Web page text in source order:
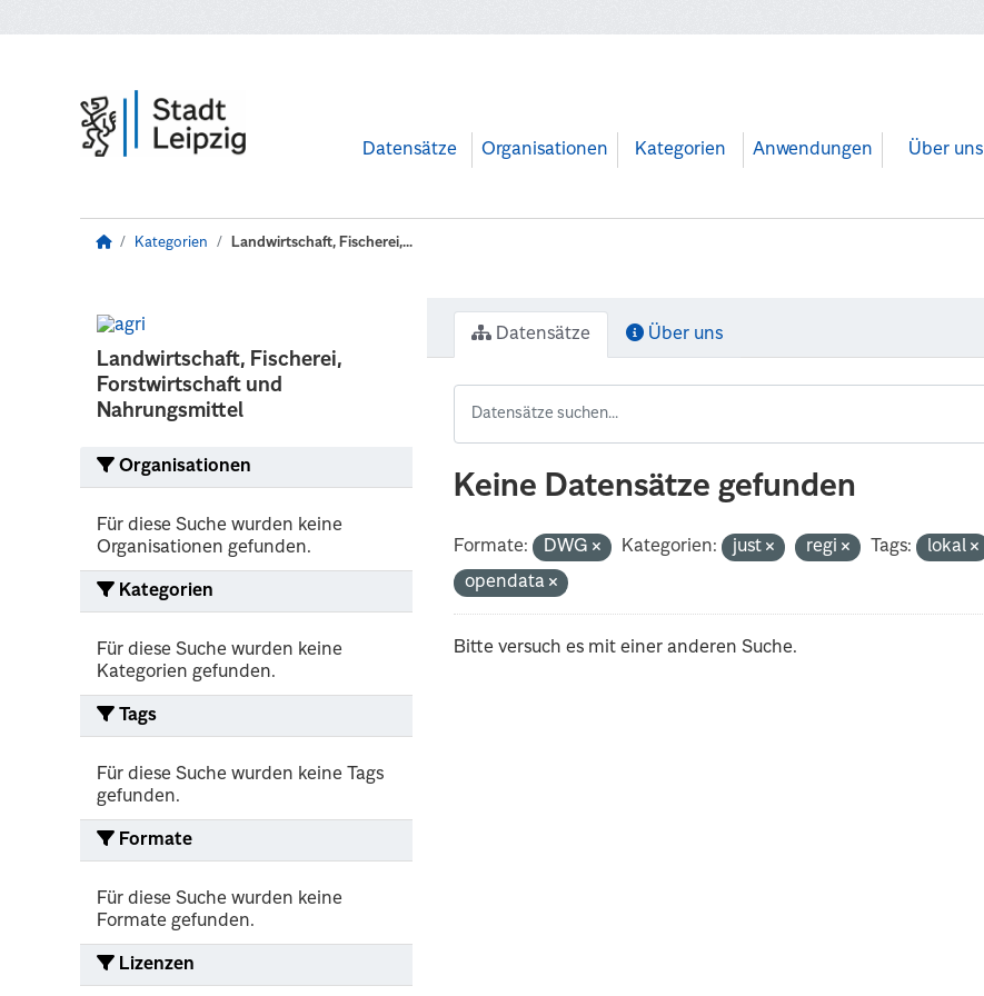
Datensätze Organisationen Kategorien Anwendungen Über uns
Kategorien Landwirtschaft, Fischerei,...
Landwirtschaft, Fischerei,
Forstwirtschaft und
Nahrungsmittel
Organisationen
Für diese Suche wurden keine
Organisationen gefunden.
Kategorien
Für diese Suche wurden keine
Kategorien gefunden.
Tags
Für diese Suche wurden keine Tags
gefunden.
Formate
Für diese Suche wurden keine
Formate gefunden.
Lizenzen
Datensätze Über uns
Keine Datensätze gefunden
Formate: DWG Kategorien: just regi Tags:
lokal
opendata
Bitte versuch es mit einer anderen Suche.